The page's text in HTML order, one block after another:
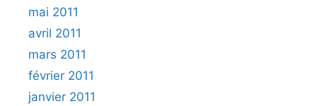
mai 2011
avril 2011
mars 2011
février 2011
janvier 2011